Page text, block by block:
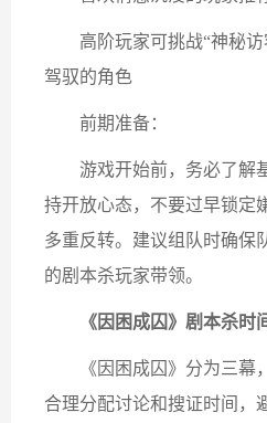
高阶玩家可挑战“神秘访
驾驭的角色
前期准备：
游戏开始前，务必了解
持开放心态，不要过早锁定
多重反转。建议组队时确保
的剧本杀玩家带领。
《因困成囚》剧本杀时
《因困成囚》分为三幕，
合理分配讨论和搜证时间，